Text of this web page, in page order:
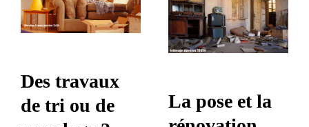
Des travaux
de tri ou de
La pose et la